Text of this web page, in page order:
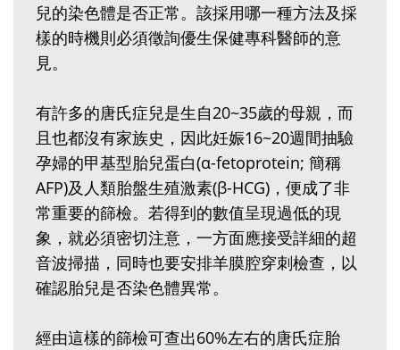
兒的染色體是否正常。該採用哪一種方法及採
樣的時機則必須徵詢優生保健專科醫師的意
見。
有許多的唐氏症兒是生自20~35歲的母親，而
且也都沒有家族史，因此妊娠16~20週間抽驗
孕婦的甲基型胎兒蛋白(α-fetoprotein; 簡稱
AFP)及人類胎盤生殖激素(β-HCG)，便成了非
常重要的篩檢。若得到的數值呈現過低的現
象，就必須密切注意，一方面應接受詳細的超
音波掃描，同時也要安排羊膜腔穿刺檢查，以
確認胎兒是否染色體異常。
經由這樣的篩檢可查出60%左右的唐氏症胎